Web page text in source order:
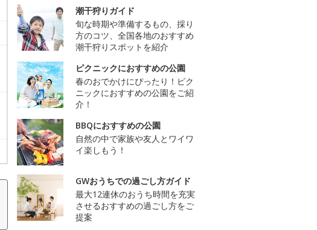
潮干狩りガイド
旬な時期や準備するもの、採り
方のコツ、全国各地のおすすめ
潮干狩りスポットを紹介
ピクニックにおすすめの公園
春のおでかけにぴったり！ピク
ニックにおすすめの公園をご紹
介！
BBQにおすすめの公園
自然の中で家族や友人とワイワ
イ楽しもう！
GWおうちでの過ごし方ガイド
最大12連休のおうち時間を充実
させるおすすめの過ごし方をご
提案